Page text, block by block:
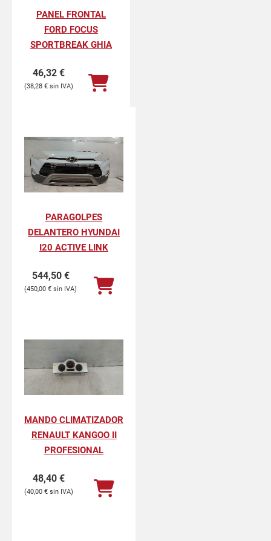
PANEL FRONTAL
FORD FOCUS
SPORTBREAK GHIA
46,32 €
38,28 €
PARAGOLPES
DELANTERO HYUNDAI
I20 ACTIVE LINK
544,50 €
450,00 €
MANDO CLIMATIZADOR
RENAULT KANGOO II
PROFESIONAL
48,40 €
40,00 €